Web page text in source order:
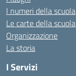
I numeri della scuola
Le carte della scuola
Organizzazione
La storia
I Servizi